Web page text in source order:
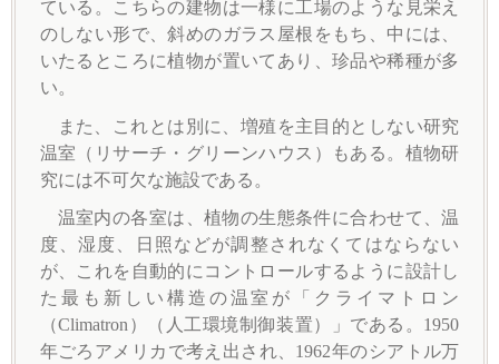
ている。こちらの建物は一様に工場のような見栄え
のしない形で、斜めのガラス屋根をもち、中には、
いたるところに植物が置いてあり、珍品や稀種が多
い。
また、これとは別に、増殖を主目的としない研究
温室（リサーチ・グリーンハウス）もある。植物研
究には不可欠な施設である。
温室内の各室は、植物の生態条件に合わせて、温
度、湿度、日照などが調整されなくてはならない
が、これを自動的にコントロールするように設計し
た最も新しい構造の温室が「クライマトロン
（Climatron）（人工環境制御装置）」である。1950
年ごろアメリカで考え出され、1962年のシアトル万